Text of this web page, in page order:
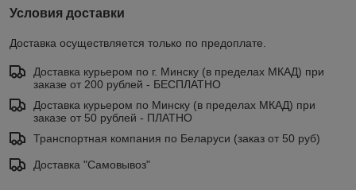
Условия доставки
Доставка осуществляется только по предоплате.
Доставка курьером по г. Минску (в пределах МКАД) при
заказе от 200 рублей - БЕСПЛАТНО
Доставка курьером по Минску (в пределах МКАД) при
заказе от 50 рублей - ПЛАТНО
Транспортная компания по Беларуси (заказ от 50 руб)
Доставка "Самовывоз"